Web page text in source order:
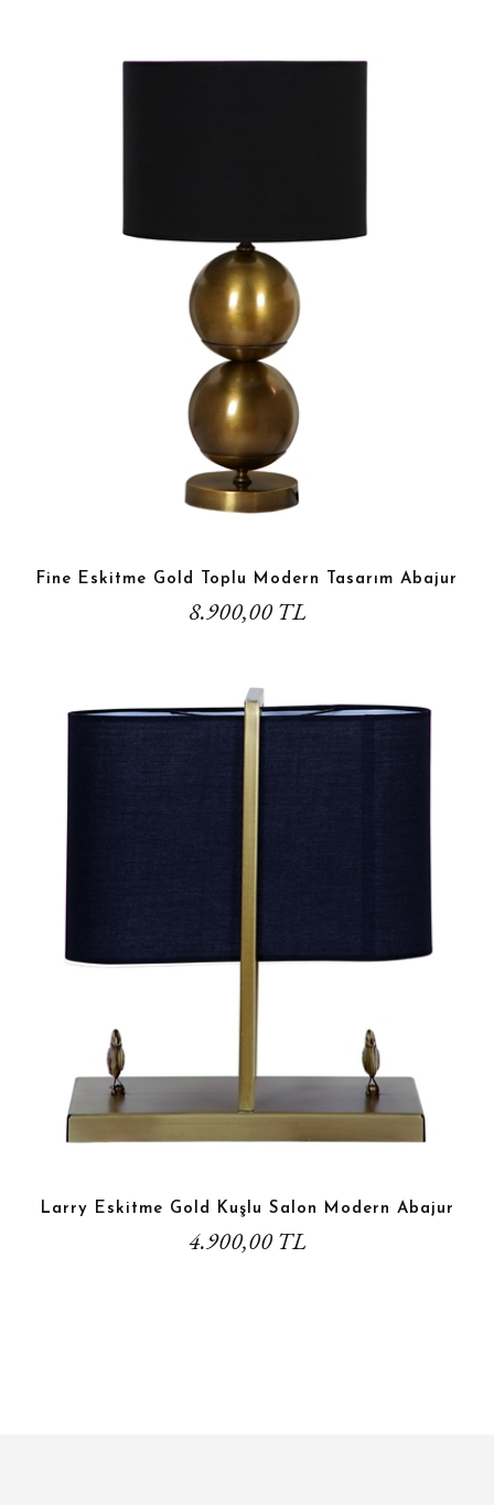
Fine Eskitme Gold Toplu Modern Tasarım Abajur
8.900,00 TL
Larry Eskitme Gold Kuşlu Salon Modern Abajur
4.900,00 TL